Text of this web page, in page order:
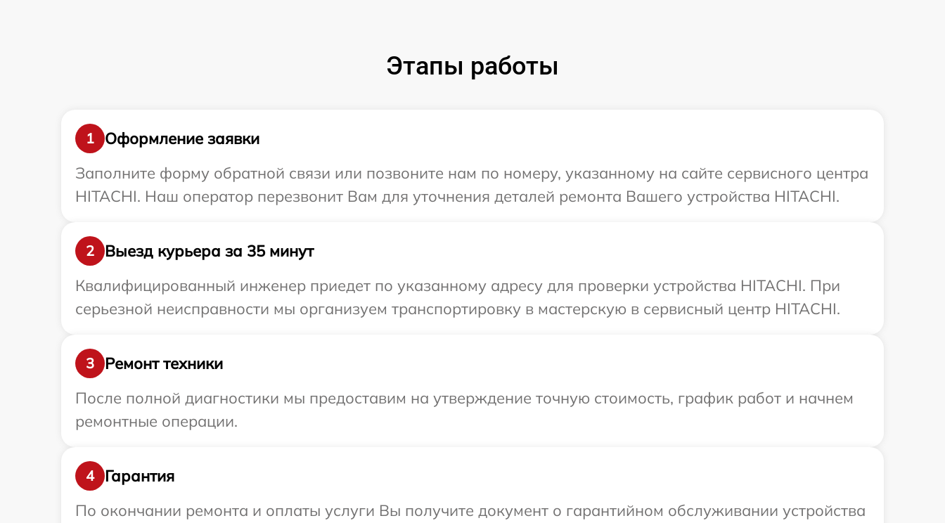
Этапы работы
1
Оформление заявки
Заполните форму обратной связи или позвоните нам по номеру, указанному на сайте сервисного центра
HITACHI. Наш оператор перезвонит Вам для уточнения деталей ремонта Вашего устройства HITACHI.
2
Выезд курьера за 35 минут
Квалифицированный инженер приедет по указанному адресу для проверки устройства HITACHI. При
серьезной неисправности мы организуем транспортировку в мастерскую в сервисный центр HITACHI.
3
Ремонт техники
После полной диагностики мы предоставим на утверждение точную стоимость, график работ и начнем
ремонтные операции.
4
Гарантия
По окончании ремонта и оплаты услуги Вы получите документ о гарантийном обслуживании устройства